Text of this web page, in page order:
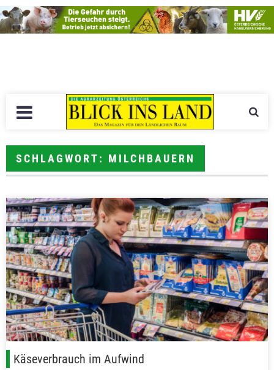
SCHLAGWORT: MILCHBAUERN
Käseverbrauch im Aufwind